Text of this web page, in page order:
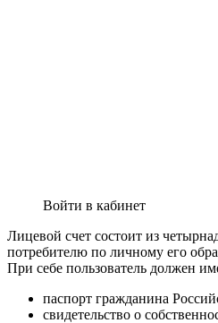
Войти в кабинет
Лицевой счет состоит из
потребителю по личному его
При себе пользователь должен
паспорт гражданина
свидетельство о